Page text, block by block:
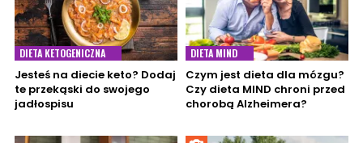
DIETA KETOGENICZNA
Jesteś na diecie keto? Dodaj
te przekąski do swojego
jadłospisu
DIETA MIND
Czym jest dieta dla mózgu?
Czy dieta MIND chroni przed
chorobą Alzheimera?